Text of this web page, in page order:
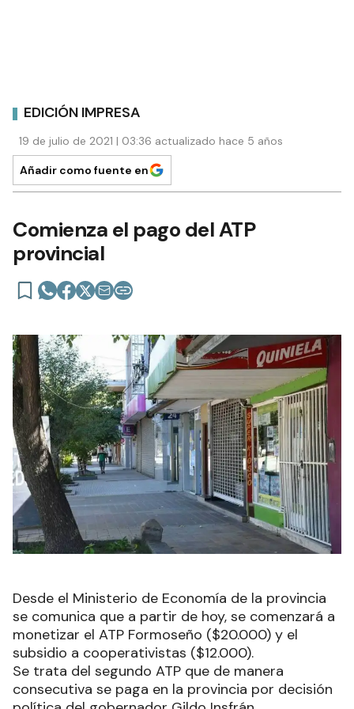
EDICIÓN IMPRESA
19 de julio de 2021 | 03:36 actualizado hace 5 años
Añadir como fuente en
Comienza el pago del ATP
provincial
Desde el Ministerio de Economía de la provincia
se comunica que a partir de hoy, se comenzará a
monetizar el ATP Formoseño ($20.000) y el
subsidio a cooperativistas ($12.000).
Se trata del segundo ATP que de manera
consecutiva se paga en la provincia por decisión